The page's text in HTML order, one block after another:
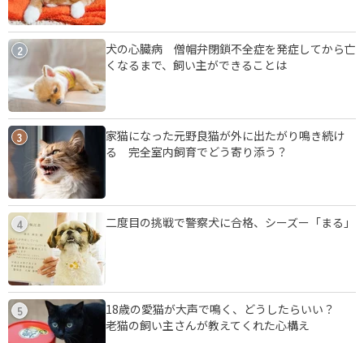
2
犬の心臓病 僧帽弁閉鎖不全症を発症してから亡
くなるまで、飼い主ができることは
3
家猫になった元野良猫が外に出たがり鳴き続け
る 完全室内飼育でどう寄り添う？
4 二度目の挑戦で警察犬に合格、シーズー「まる」
5
18歳の愛猫が大声で鳴く、どうしたらいい？
老猫の飼い主さんが教えてくれた心構え